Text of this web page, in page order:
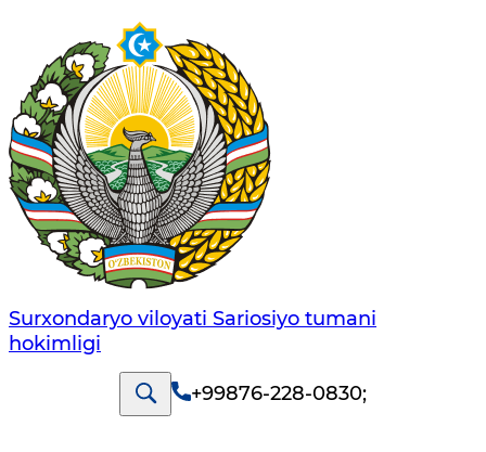
Surxondaryo viloyati Sariosiyo tumani
hokimligi
+99876-228-0830;